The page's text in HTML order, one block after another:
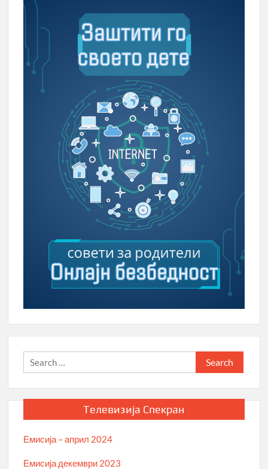
Search
for:
Телевизија Спекран
Емисија – април 2024
Емисија декември 2023